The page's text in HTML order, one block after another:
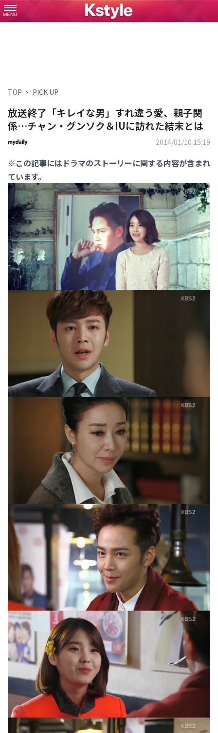
MENU
TOP PICK UP
放送終了「キレイな男」すれ違う愛、親子関
係…チャン・グンソク＆IUに訪れた結末とは
2014/01/10 15:19
※この記事にはドラマのストーリーに関する内容が含まれ
ています。